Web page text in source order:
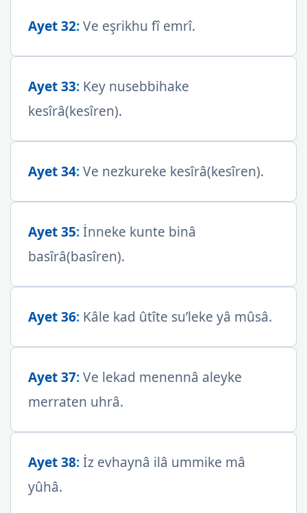
Ayet 32:Ve eşrikhu fî emrî.
Ayet 33: Key nusebbihake
kesîrâ(kesîren).
Ayet 34:Ve nezkureke kesîrâ(kesîren).
Ayet 35:İnneke kunte binâ
basîrâ(basîren).
Ayet 36: Kâle kad ûtîte su’leke yâ mûsâ.
Ayet 37:Ve lekad menennâ aleyke
merraten uhrâ.
Ayet 38:İz evhaynâ ilâ ummike mâ
yûhâ.